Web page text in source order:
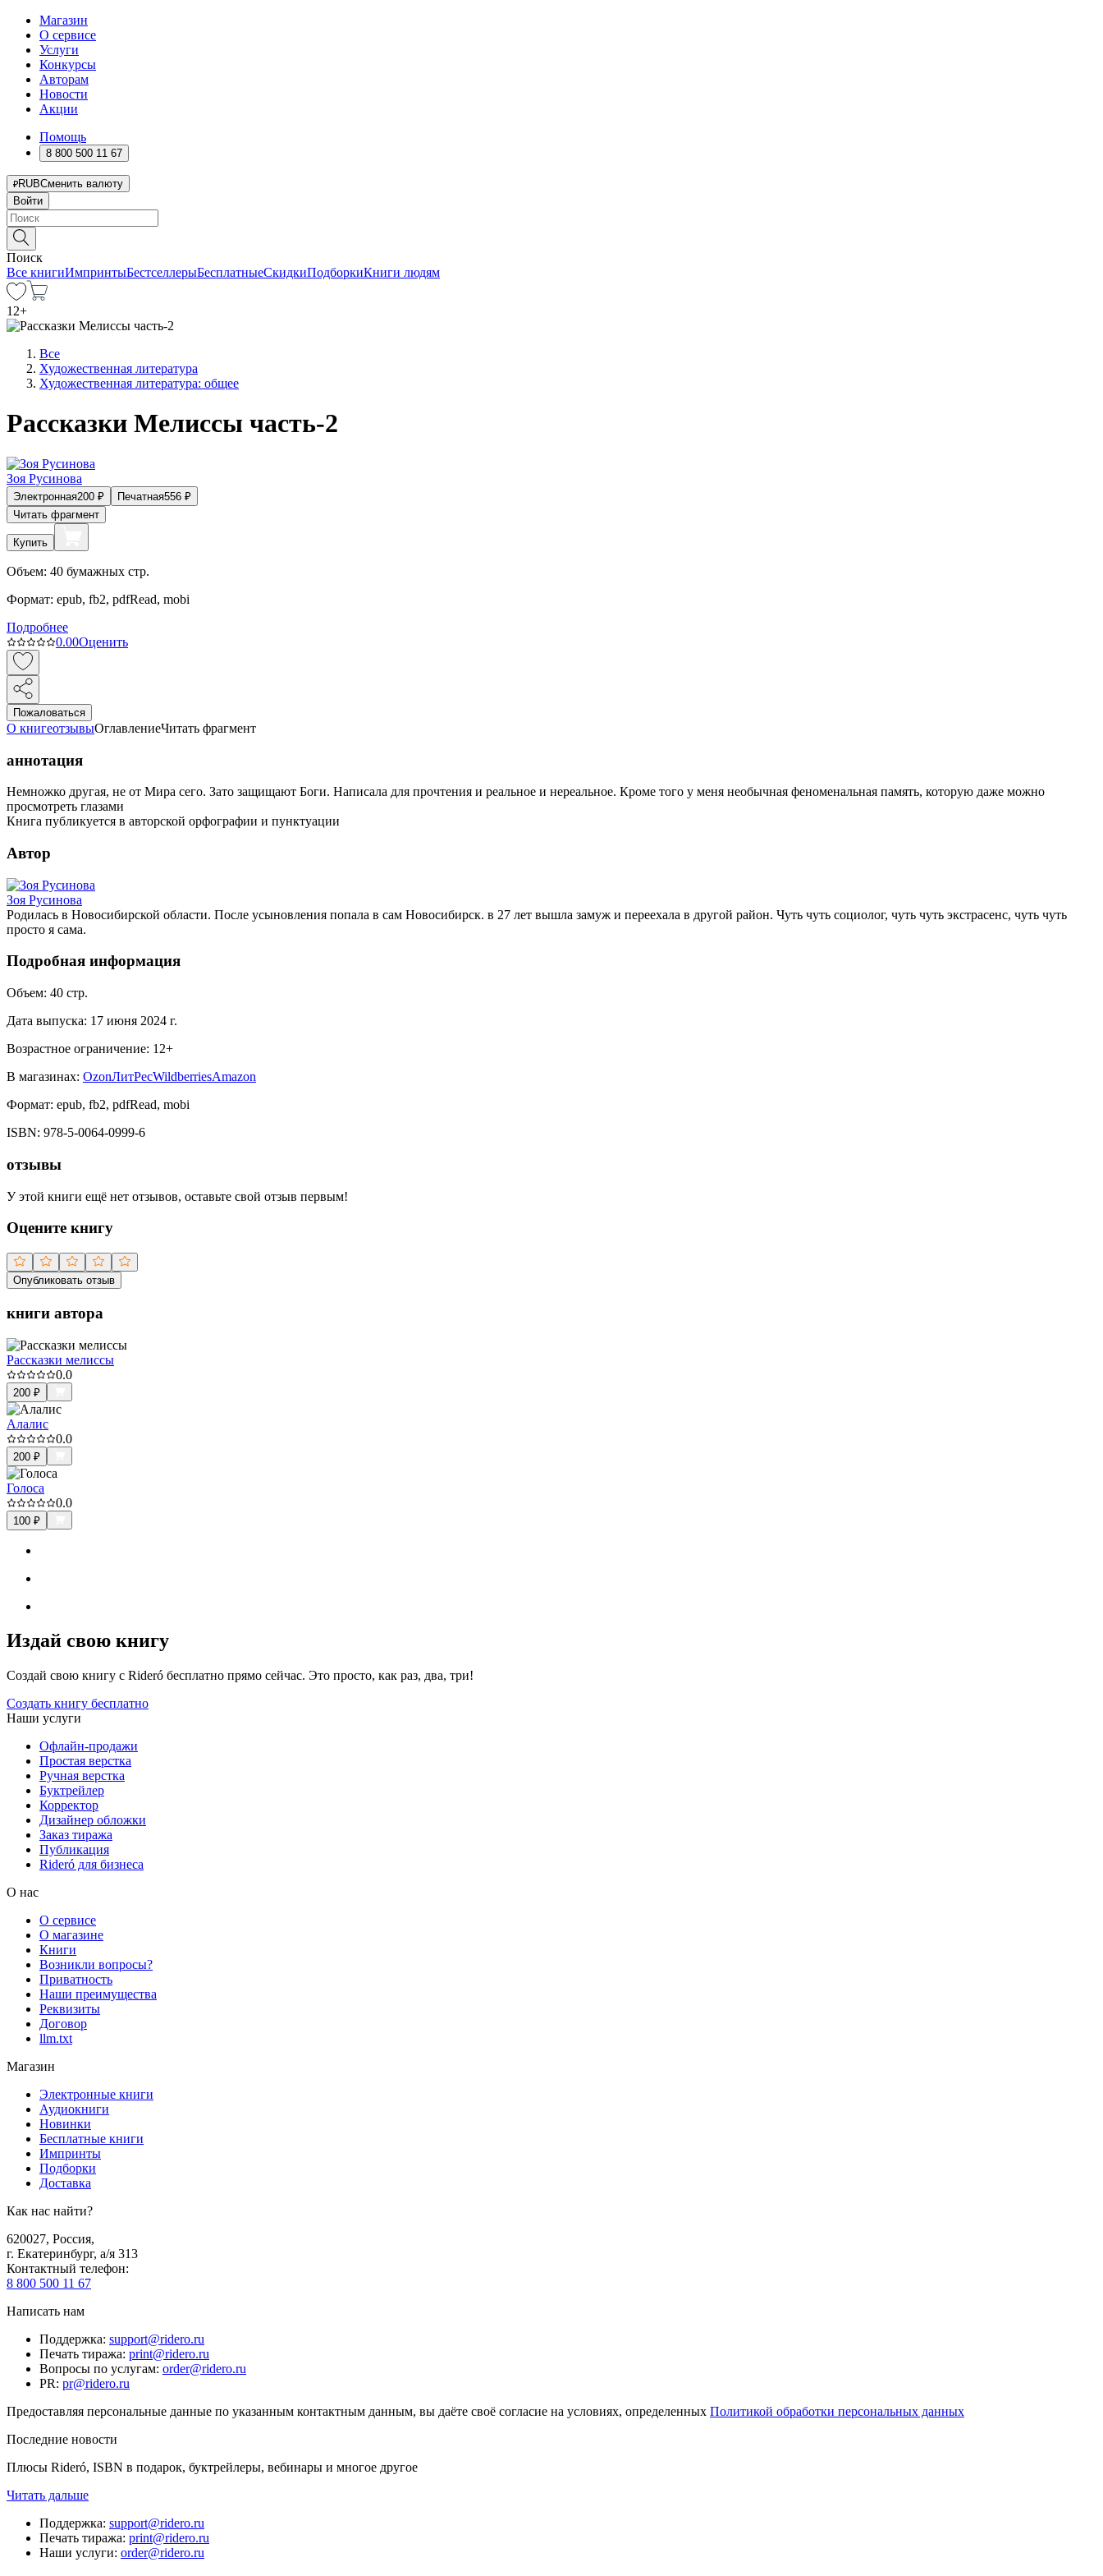
Магазин
О сервисе
Услуги
Конкурсы
Авторам
Новости
Акции
Помощь
8 800 500 11 67
RUBСменить валюту
Войти
Поиск
Все книгиИмпринтыБестселлерыБесплатныеСкидкиПодборкиКниги людям
12+
Все
Художественная литература
Художественная литература: общее
Рассказки Мелиссы часть-2
Зоя Русинова
Электронная200 ₽ Печатная556 ₽
Читать фрагмент
Купить
Объем: 40 бумажных стр.
Формат: epub, fb2, pdfRead, mobi
Подробнее
0.00Оценить
Пожаловаться
О книгеотзывыОглавлениеЧитать фрагмент
аннотация
Немножко другая, не от Мира сего. Зато защищают Боги. Написала для прочтения и реальное и нереальное. Кроме того у меня необычная феноменальная память, которую даже можно
просмотреть глазами
Книга публикуется в авторской орфографии и пунктуации
Автор
Зоя Русинова
Родилась в Новосибирской области. После усыновления попала в сам Новосибирск. в 27 лет вышла замуж и переехала в другой район. Чуть чуть социолог, чуть чуть экстрасенс, чуть чуть
просто я сама.
Подробная информация
Объем: 40 стр.
Дата выпуска: 17 июня 2024 г.
Возрастное ограничение: 12+
В магазинах: OzonЛитРесWildberriesAmazon
Формат: epub, fb2, pdfRead, mobi
ISBN: 978-5-0064-0999-6
отзывы
У этой книги ещё нет отзывов, оставьте свой отзыв первым!
Оцените книгу
Опубликовать отзыв
книги автора
Рассказки мелиссы
0.0
200 ₽
Алалис
0.0
200 ₽
Голоса
0.0
100 ₽
Издай свою книгу
Создай свою книгу с Rideró бесплатно прямо сейчас. Это просто, как раз, два, три!
Создать книгу бесплатно
Наши услуги
Офлайн-продажи
Простая верстка
Ручная верстка
Буктрейлер
Корректор
Дизайнер обложки
Заказ тиража
Публикация
Rideró для бизнеса
О нас
О сервисе
О магазине
Книги
Возникли вопросы?
Приватность
Наши преимущества
Реквизиты
Договор
llm.txt
Магазин
Электронные книги
Аудиокниги
Новинки
Бесплатные книги
Импринты
Подборки
Доставка
Как нас найти?
620027, Россия,
г. Екатеринбург, а/я 313
Контактный телефон:
8 800 500 11 67
Написать нам
Поддержка: support@ridero.ru
Печать тиража: print@ridero.ru
Вопросы по услугам: order@ridero.ru
PR: pr@ridero.ru
Предоставляя персональные данные по указанным контактным данным, вы даёте своё согласие на условиях, определенных Политикой обработки персональных данных
Последние новости
Плюсы Rideró, ISBN в подарок, буктрейлеры, вебинары и многое другое
Читать дальше
Поддержка: support@ridero.ru
Печать тиража: print@ridero.ru
Наши услуги: order@ridero.ru